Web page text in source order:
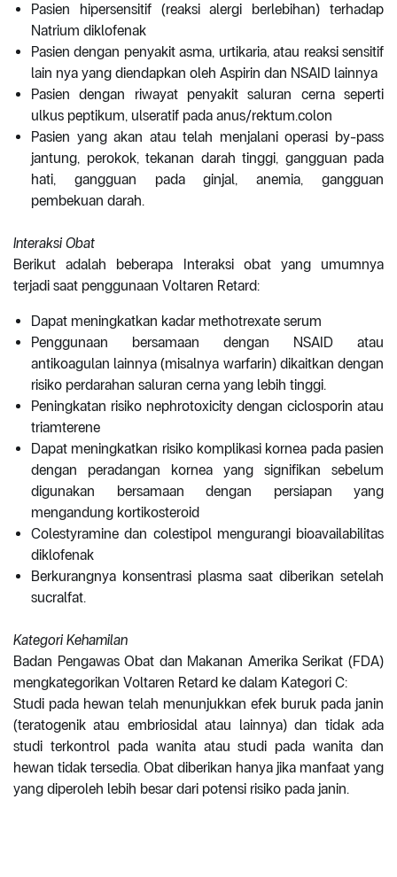
Pasien hipersensitif (reaksi alergi berlebihan) terhadap
Natrium diklofenak
Pasien dengan penyakit asma, urtikaria, atau reaksi sensitif
lain nya yang diendapkan oleh Aspirin dan NSAID lainnya
Pasien dengan riwayat penyakit saluran cerna seperti
ulkus peptikum, ulseratif pada anus/rektum.colon
Pasien yang akan atau telah menjalani operasi by-pass
jantung, perokok, tekanan darah tinggi, gangguan pada
hati, gangguan pada ginjal, anemia, gangguan
pembekuan darah.
Interaksi Obat
Berikut adalah beberapa Interaksi obat yang umumnya
terjadi saat penggunaan Voltaren Retard:
Dapat meningkatkan kadar methotrexate serum
Penggunaan bersamaan dengan NSAID atau
antikoagulan lainnya (misalnya warfarin) dikaitkan dengan
risiko perdarahan saluran cerna yang lebih tinggi.
Peningkatan risiko nephrotoxicity dengan ciclosporin atau
triamterene
Dapat meningkatkan risiko komplikasi kornea pada pasien
dengan peradangan kornea yang signifikan sebelum
digunakan bersamaan dengan persiapan yang
mengandung kortikosteroid
Colestyramine dan colestipol mengurangi bioavailabilitas
diklofenak
Berkurangnya konsentrasi plasma saat diberikan setelah
sucralfat.
Kategori Kehamilan
Badan Pengawas Obat dan Makanan Amerika Serikat (FDA)
mengkategorikan Voltaren Retard ke dalam Kategori C:
Studi pada hewan telah menunjukkan efek buruk pada janin
(teratogenik atau embriosidal atau lainnya) dan tidak ada
studi terkontrol pada wanita atau studi pada wanita dan
hewan tidak tersedia. Obat diberikan hanya jika manfaat yang
yang diperoleh lebih besar dari potensi risiko pada janin.